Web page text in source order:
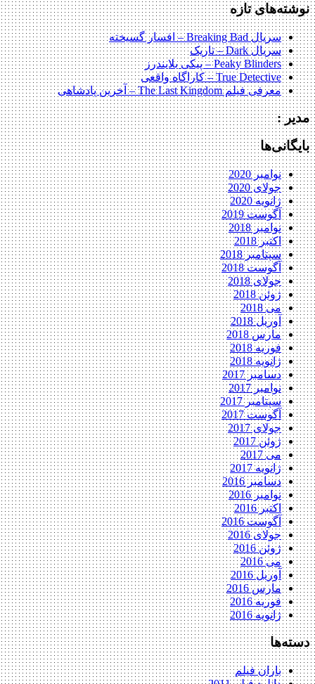
نوشته‌های تازه
سریال Breaking Bad – افسار گسیخته
سریال Dark – تاریک
Peaky Blinders – پیکی بلایندرز
True Detective – کاراگاه واقعی
معرفی فیلم The Last Kingdom – آخرین پادشاهی
مدیر :
بایگانی‌ها
نوامبر 2020
جولای 2020
ژانویه 2020
آگوست 2019
نوامبر 2018
اکتبر 2018
سپتامبر 2018
آگوست 2018
جولای 2018
ژوئن 2018
می 2018
آوریل 2018
مارس 2018
فوریه 2018
ژانویه 2018
دسامبر 2017
نوامبر 2017
سپتامبر 2017
آگوست 2017
جولای 2017
ژوئن 2017
می 2017
ژانویه 2017
دسامبر 2016
نوامبر 2016
اکتبر 2016
آگوست 2016
جولای 2016
ژوئن 2016
می 2016
آوریل 2016
مارس 2016
فوریه 2016
ژانویه 2016
دسته‌ها
باران فیلم